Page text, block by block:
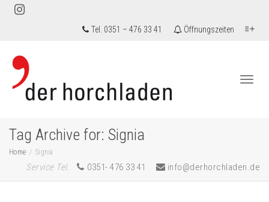
Tel. 0351 – 476 33 41 Öffnungszeiten
Tag Archive for: Signia
Home Signia
Service Tel. 0351- 476 33 41 info@derhorchladen.de